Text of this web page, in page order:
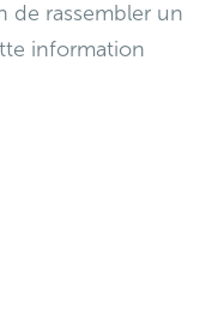
de rassembler un
information